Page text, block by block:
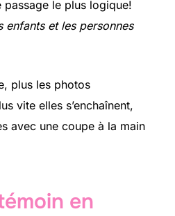
passage le plus logique!
enfants et les personnes
plus les photos
vite elles s’enchaînent,
avec une coupe à la main
en